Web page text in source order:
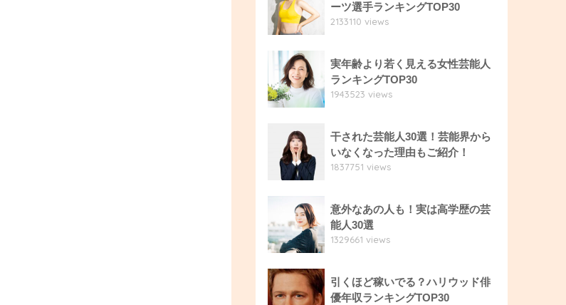
ーツ選手ランキングTOP30
2133110 views
実年齢より若く見える女性芸能人
ランキングTOP30
1943523 views
干された芸能人30選！芸能界から
いなくなった理由もご紹介！
1837751 views
意外なあの人も！実は高学歴の芸
能人30選
1329661 views
引くほど稼いでる？ハリウッド俳
優年収ランキングTOP30